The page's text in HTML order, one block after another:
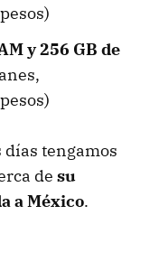
y 256 GB de
días tengamos
de su
a México.